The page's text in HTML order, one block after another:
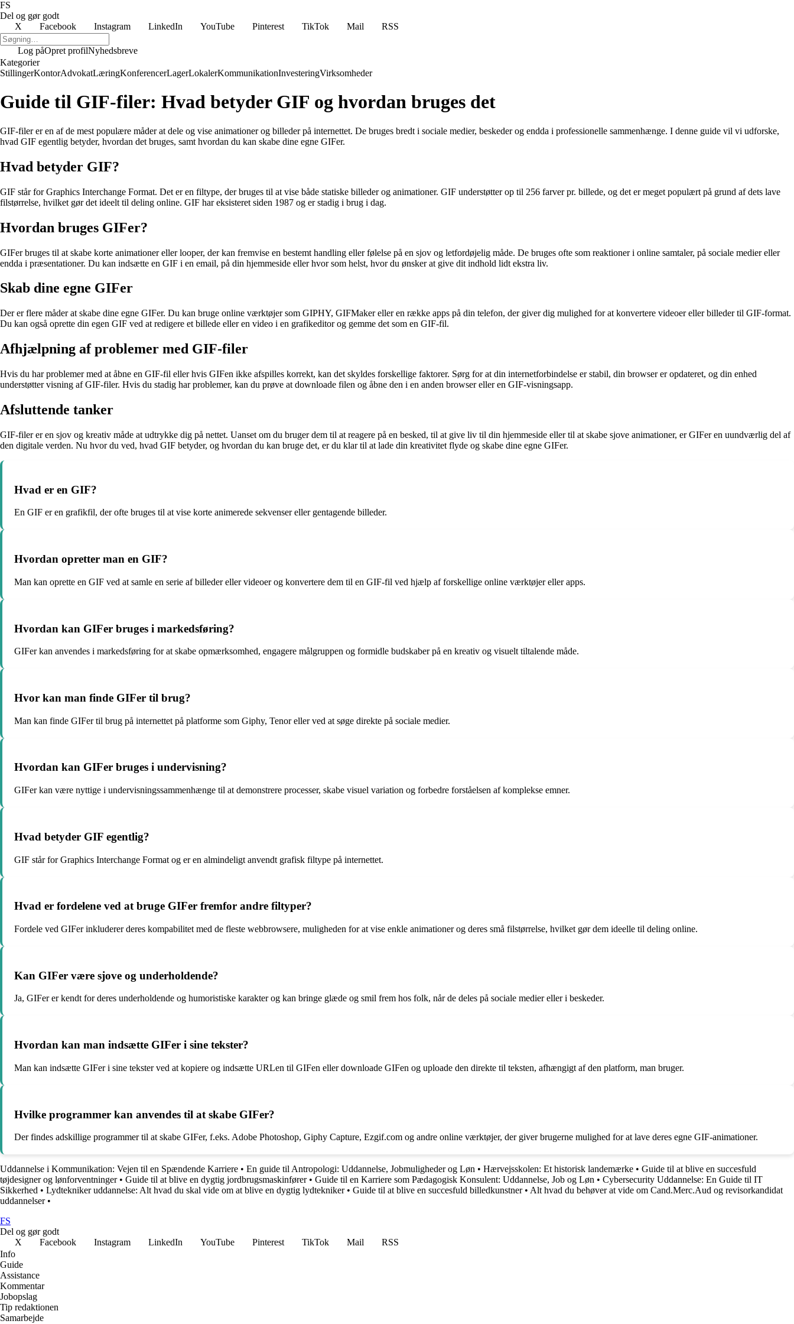
FS
Del og gør godt
X
Facebook Instagram LinkedIn YouTube Pinterest TikTok Mail RSS
Log påOpret profilNyhedsbreve
Kategorier
StillingerKontorAdvokatLæringKonferencerLagerLokalerKommunikationInvesteringVirksomheder
Guide til GIF-filer: Hvad betyder GIF og hvordan bruges det
GIF-filer er en af de mest populære måder at dele og vise animationer og billeder på internettet. De bruges bredt i sociale medier, beskeder og endda i professionelle sammenhænge. I denne guide vil vi udforske,
hvad GIF egentlig betyder, hvordan det bruges, samt hvordan du kan skabe dine egne GIFer.
Hvad betyder GIF?
GIF står for Graphics Interchange Format. Det er en filtype, der bruges til at vise både statiske billeder og animationer. GIF understøtter op til 256 farver pr. billede, og det er meget populært på grund af dets lave
filstørrelse, hvilket gør det ideelt til deling online. GIF har eksisteret siden 1987 og er stadig i brug i dag.
Hvordan bruges GIFer?
GIFer bruges til at skabe korte animationer eller looper, der kan fremvise en bestemt handling eller følelse på en sjov og letfordøjelig måde. De bruges ofte som reaktioner i online samtaler, på sociale medier eller
endda i præsentationer. Du kan indsætte en GIF i en email, på din hjemmeside eller hvor som helst, hvor du ønsker at give dit indhold lidt ekstra liv.
Skab dine egne GIFer
Der er flere måder at skabe dine egne GIFer. Du kan bruge online værktøjer som GIPHY, GIFMaker eller en række apps på din telefon, der giver dig mulighed for at konvertere videoer eller billeder til GIF-format.
Du kan også oprette din egen GIF ved at redigere et billede eller en video i en grafikeditor og gemme det som en GIF-fil.
Afhjælpning af problemer med GIF-filer
Hvis du har problemer med at åbne en GIF-fil eller hvis GIFen ikke afspilles korrekt, kan det skyldes forskellige faktorer. Sørg for at din internetforbindelse er stabil, din browser er opdateret, og din enhed
understøtter visning af GIF-filer. Hvis du stadig har problemer, kan du prøve at downloade filen og åbne den i en anden browser eller en GIF-visningsapp.
Afsluttende tanker
GIF-filer er en sjov og kreativ måde at udtrykke dig på nettet. Uanset om du bruger dem til at reagere på en besked, til at give liv til din hjemmeside eller til at skabe sjove animationer, er GIFer en uundværlig del af
den digitale verden. Nu hvor du ved, hvad GIF betyder, og hvordan du kan bruge det, er du klar til at lade din kreativitet flyde og skabe dine egne GIFer.
Hvad er en GIF?
En GIF er en grafikfil, der ofte bruges til at vise korte animerede sekvenser eller gentagende billeder.
Hvordan opretter man en GIF?
Man kan oprette en GIF ved at samle en serie af billeder eller videoer og konvertere dem til en GIF-fil ved hjælp af forskellige online værktøjer eller apps.
Hvordan kan GIFer bruges i markedsføring?
GIFer kan anvendes i markedsføring for at skabe opmærksomhed, engagere målgruppen og formidle budskaber på en kreativ og visuelt tiltalende måde.
Hvor kan man finde GIFer til brug?
Man kan finde GIFer til brug på internettet på platforme som Giphy, Tenor eller ved at søge direkte på sociale medier.
Hvordan kan GIFer bruges i undervisning?
GIFer kan være nyttige i undervisningssammenhænge til at demonstrere processer, skabe visuel variation og forbedre forståelsen af komplekse emner.
Hvad betyder GIF egentlig?
GIF står for Graphics Interchange Format og er en almindeligt anvendt grafisk filtype på internettet.
Hvad er fordelene ved at bruge GIFer fremfor andre filtyper?
Fordele ved GIFer inkluderer deres kompabilitet med de fleste webbrowsere, muligheden for at vise enkle animationer og deres små filstørrelse, hvilket gør dem ideelle til deling online.
Kan GIFer være sjove og underholdende?
Ja, GIFer er kendt for deres underholdende og humoristiske karakter og kan bringe glæde og smil frem hos folk, når de deles på sociale medier eller i beskeder.
Hvordan kan man indsætte GIFer i sine tekster?
Man kan indsætte GIFer i sine tekster ved at kopiere og indsætte URLen til GIFen eller downloade GIFen og uploade den direkte til teksten, afhængigt af den platform, man bruger.
Hvilke programmer kan anvendes til at skabe GIFer?
Der findes adskillige programmer til at skabe GIFer, f.eks. Adobe Photoshop, Giphy Capture, Ezgif.com og andre online værktøjer, der giver brugerne mulighed for at lave deres egne GIF-animationer.
Uddannelse i Kommunikation: Vejen til en Spændende Karriere • En guide til Antropologi: Uddannelse, Jobmuligheder og Løn • Hærvejsskolen: Et historisk landemærke • Guide til at blive en succesfuld
tøjdesigner og lønforventninger• Guide til at blive en dygtig jordbrugsmaskinfører• Guide til en Karriere som Pædagogisk Konsulent: Uddannelse, Job og Løn • Cybersecurity Uddannelse: En Guide til IT
Sikkerhed • Lydtekniker uddannelse: Alt hvad du skal vide om at blive en dygtig lydtekniker• Guide til at blive en succesfuld billedkunstner• Alt hvad du behøver at vide om Cand.Merc.Aud og revisorkandidat
uddannelser•
FS
Del og gør godt
X
Facebook Instagram LinkedIn YouTube Pinterest TikTok Mail
RSS
Info
Guide
Assistance
Kommentar
Jobopslag
Tip redaktionen
Samarbejde